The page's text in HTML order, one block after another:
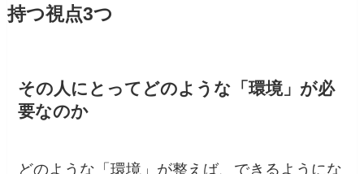
持つ視点3つ
その人にとってどのような「環境」が必
要なのか
どのような「環境」が整えば、できるようにな